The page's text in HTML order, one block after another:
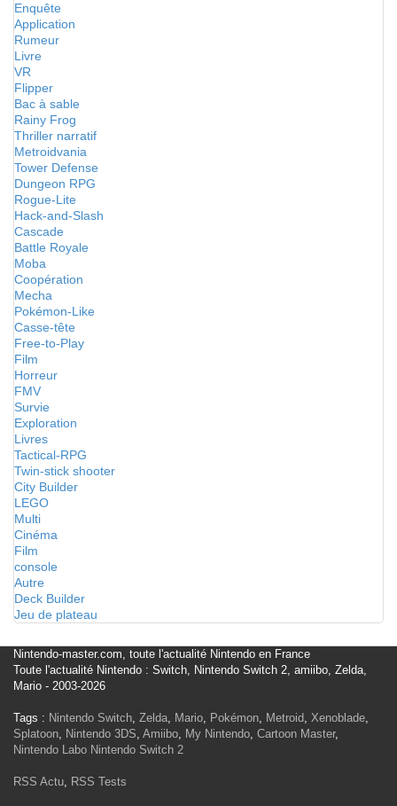
Enquête
Application
Rumeur
Livre
VR
Flipper
Bac à sable
Rainy Frog
Thriller narratif
Metroidvania
Tower Defense
Dungeon RPG
Rogue-Lite
Hack-and-Slash
Cascade
Battle Royale
Moba
Coopération
Mecha
Pokémon-Like
Casse-tête
Free-to-Play
Film
Horreur
FMV
Survie
Exploration
Livres
Tactical-RPG
Twin-stick shooter
City Builder
LEGO
Multi
Cinéma
Film
console
Autre
Deck Builder
Jeu de plateau
Nintendo-master.com, toute l'actualité Nintendo en France
Toute l'actualité Nintendo : Switch, Nintendo Switch 2, amiibo, Zelda,
Mario - 2003-2026
Tags : Nintendo Switch, Zelda, Mario, Pokémon, Metroid, Xenoblade,
Splatoon, Nintendo 3DS, Amiibo, My Nintendo, Cartoon Master,
Nintendo Labo Nintendo Switch 2
RSS Actu, RSS Tests